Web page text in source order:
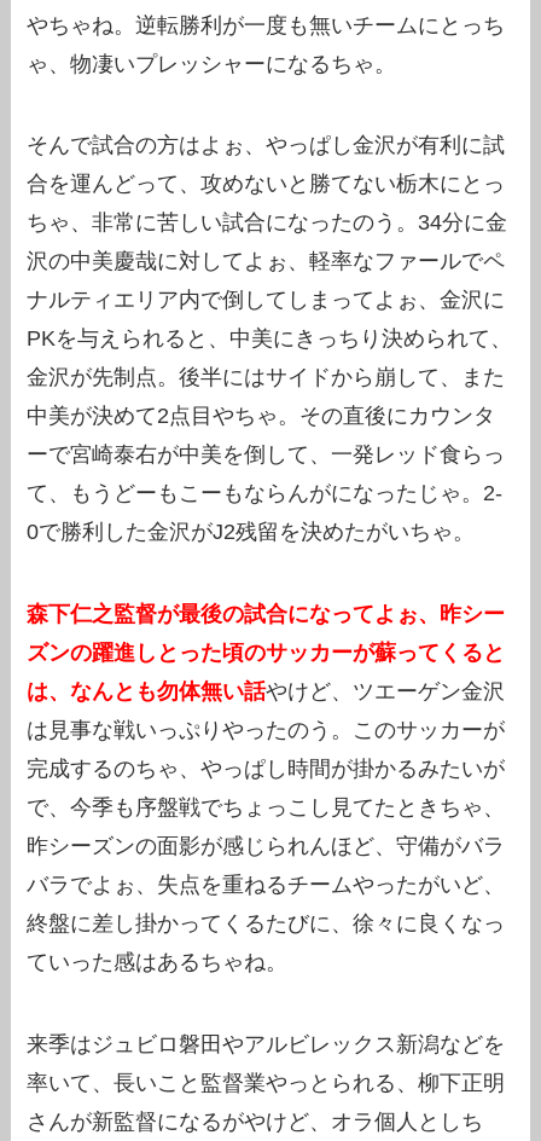
やちゃね。逆転勝利が一度も無いチームにとっち
ゃ、物凄いプレッシャーになるちゃ。
そんで試合の方はよぉ、やっぱし金沢が有利に試
合を運んどって、攻めないと勝てない栃木にとっ
ちゃ、非常に苦しい試合になったのう。34分に金
沢の中美慶哉に対してよぉ、軽率なファールでペ
ナルティエリア内で倒してしまってよぉ、金沢に
PKを与えられると、中美にきっちり決められて、
金沢が先制点。後半にはサイドから崩して、また
中美が決めて2点目やちゃ。その直後にカウンタ
ーで宮崎泰右が中美を倒して、一発レッド食らっ
て、もうどーもこーもならんがになったじゃ。2-
0で勝利した金沢がJ2残留を決めたがいちゃ。
森下仁之監督が最後の試合になってよぉ、昨シー
ズンの躍進しとった頃のサッカーが蘇ってくると
は、なんとも勿体無い話やけど、ツエーゲン金沢
は見事な戦いっぷりやったのう。このサッカーが
完成するのちゃ、やっぱし時間が掛かるみたいが
で、今季も序盤戦でちょっこし見てたときちゃ、
昨シーズンの面影が感じられんほど、守備がバラ
バラでよぉ、失点を重ねるチームやったがいど、
終盤に差し掛かってくるたびに、徐々に良くなっ
ていった感はあるちゃね。
来季はジュビロ磐田やアルビレックス新潟などを
率いて、長いこと監督業やっとられる、柳下正明
さんが新監督になるがやけど、オラ個人としち